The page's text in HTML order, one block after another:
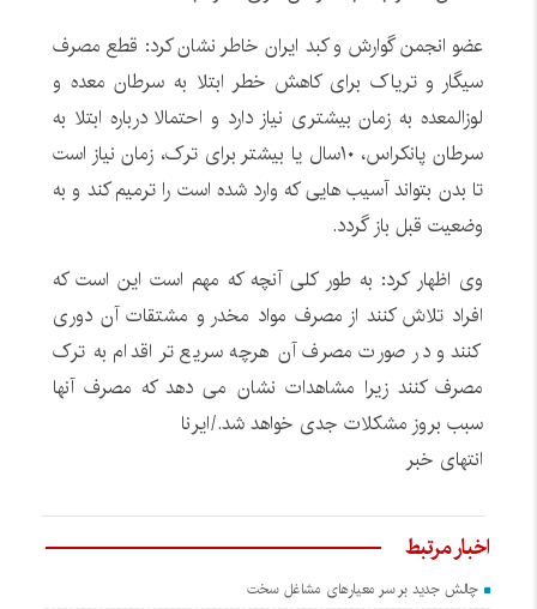
عضو انجمن گوارش و کبد ایران خاطر نشان کرد: قطع مصرف
سیگار و تریاک برای کاهش خطر ابتلا به سرطان معده و
لوزالمعده به زمان بیشتری نیاز دارد و احتمالا درباره ابتلا به
سرطان پانکراس، ۱۰سال یا بیشتر برای ترک، زمان نیاز است
تا بدن بتواند آسیب هایی که وارد شده است را ترمیم کند و به
وضعیت قبل باز گردد.
وی اظهار کرد: به طور کلی آنچه که مهم است این است که
افراد تلاش کنند از مصرف مواد مخدر و مشتقات آن دوری
کنند و در صورت مصرف آن هرچه سریع تر اقدام به ترک
مصرف کنند زیرا مشاهدات نشان می دهد که مصرف آنها
سبب بروز مشکلات جدی خواهد شد./ایرنا
انتهای خبر
اخبار مرتبط
چالش جدید بر سر معیارهای مشاغل سخت